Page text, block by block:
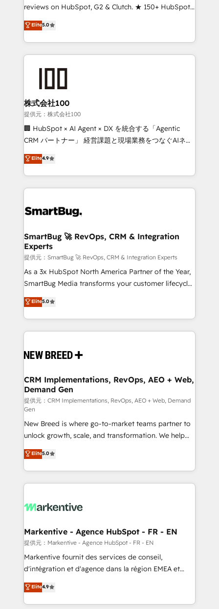
reviews on HubSpot, G2 & Clutch. ★ 150+ HubSpot
Certified Experts & Trainers across the team ★
1,500+ implementations across five continents ★ AI-
First, RevOps-led, Onboarding obsessed ★
Company of the Year 2024/25 INSIDEA helps
and build AI-powered workflows that drive adoption
from week one, in your time zone. What we do ➤
Onboarding: Live in weeks, with workflows built
around your business, not a template. ➤ Migration:
Move from any legacy CRM. Zero downtime, full data
run your revenue process. Sales, marketing, and
service wired together. ➤ AI and Integrations: Layer
tune-ups, feature rollouts, adoption coaching. Buying
HubSpot, switching to it, or reviving a stale portal?
We are built for the work.
Elite5.0
株式会社100
提供元：株式会社100
🏢 HubSpot × AI Agent × DX を統合する「Agentic
CRM パートナー」 経営課題と現場業務をつなぐAIネイ
ティブ・エージェンシーとして、HubSpot Eliteの実装
力で顧客フロント業務を再設計します。 💡 100inc は何
をする会社か？ HubSpotを共通基盤に、AIエージェン
トを組み込んだ顧客フロント業務（マーケティング・営
ィブ・エージェンシーです。事業部・グループ会社・部
を、CRMを軸とした全社共通基盤に再構築します。意
思決定者・PMO・現場担当者に並走します。 1️⃣
HubSpot導入・活用支援 顧客データの一元化から、
GTMの見える化・自動化まで。全Hub統合運用、デー
タ品質設計、グループ横断のCRM統合に対応します。
の一部をAIが自律実行する組織への移行を設計・実装。
Breeze・Claude等をHubSpotと連携させ、役割定義・
革を、構想から実装・定着までPMOとして主導。「設
の統合・浸透・変革管理を実行します。 ▸ CMS戦略設
計・構築：リード獲得・CVR・SEOを前提にした情報設
計・導線設計・テンプレート設計をContent Hubで一体
提供。 ▸ 既存CRM・MAからの移行支援：Salesforce・
Marketo・Pardot等からの移行、カスタム設計、履歴
データ移行と活用設計まで。 ▸ AEO対応：ChatGPT・
ンツとサイト構造を最適化。 🏆 なぜ100incを選ぶの
か？ ✓ HubSpot Eliteパートナー認定 ✓ HubSpotアワ
ード受賞・HUGリーダー ✓ ISO27001:2022 /
HubSpot大百科 出版 CRM・AI活用に関するご相談、現
せください。
Elite4.9
SmartBug 🚀 RevOps, CRM & Integration
Experts
提供元：SmartBug 🚀 RevOps, CRM & Integration Experts
As a 3x HubSpot North America Partner of the Year,
SmartBug Media transforms your customer lifecycle
into a revenue engine. Our unified ecosystem
includes specialized divisions Globalia (AI &
Software) and Point Success Media (Paid Media),
making this the official home for all three brands. 🔄
and system integrations powered by Globalia’s
trainers to drive platform adoption. 📈 Revenue
Generation - Full-funnel marketing and high-
performance advertising via Point Success Media. -
Expert deployment of Breeze AI and custom agents
to automate growth. 🏆 Elite Excellence - 8 platform
accreditations and deep HIPAA-compliance
expertise. - A team of 250+ experts dedicated to
your resilient growth.
Elite5.0
CRM Implementations, RevOps, AEO + Web,
Demand Gen
提供元：CRM Implementations, RevOps, AEO + Web, Demand
Gen
New Breed is where go-to-market teams partner to
unlock growth, scale, and transformation. We help
companies activate HubSpot’s AI-powered
customer platform and operationalize HubSpot’s
Loop Marketing framework through expert-led
services, smart agents, and purpose-built apps,
results, fast. ⚙️CRM & RevOps: Align all Hubs to your
🎯Demand Gen & ABM: Drive pipeline with inbound,
ABM, AEO, SEO, & paid media. 👩‍💻Web Design:
Build high-performing websites with UX, messaging,
& conversion strategy that drive results. 🤖AI
AI, & maximize AEO with tailored AI services. 🧩
Integrations: Extend HubSpot with custom
Elite5.0
Markentive - Agence HubSpot - FR - EN
提供元：Markentive - Agence HubSpot - FR - EN
Markentive fournit des services de conseil,
d'intégration et d'agence dans la région EMEA et
North America. Avec plus de 115 experts en
marketing automation, Growth, Revops, CRM et
webdesign. Markentive is both a consulting firm, a
Elite4.9